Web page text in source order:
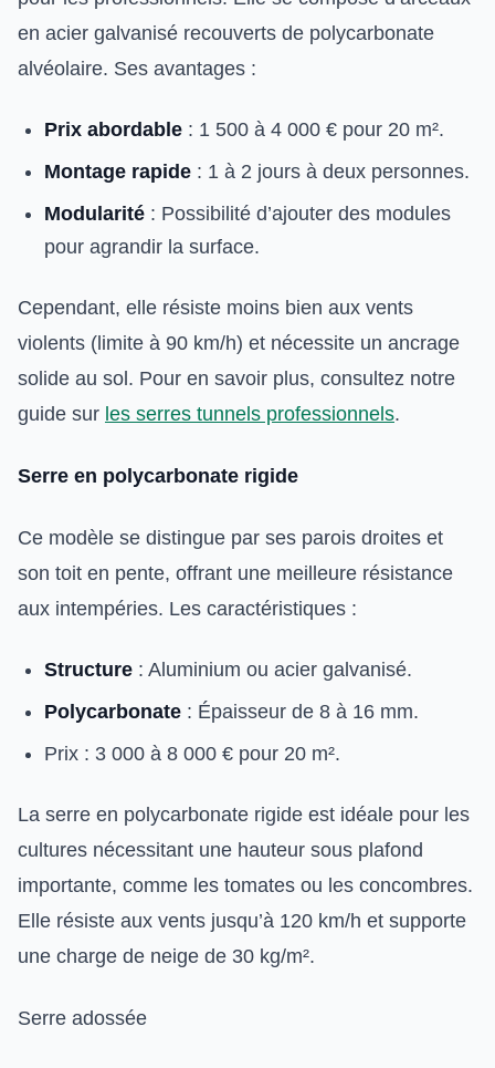
en acier galvanisé recouverts de polycarbonate
alvéolaire. Ses avantages :
Prix abordable : 1 500 à 4 000 € pour 20 m².
Montage rapide : 1 à 2 jours à deux personnes.
Modularité : Possibilité d’ajouter des modules
pour agrandir la surface.
Cependant, elle résiste moins bien aux vents
violents (limite à 90 km/h) et nécessite un ancrage
solide au sol. Pour en savoir plus, consultez notre
guide sur les serres tunnels professionnels.
Serre en polycarbonate rigide
Ce modèle se distingue par ses parois droites et
son toit en pente, offrant une meilleure résistance
aux intempéries. Les caractéristiques :
Structure : Aluminium ou acier galvanisé.
Polycarbonate : Épaisseur de 8 à 16 mm.
Prix : 3 000 à 8 000 € pour 20 m².
La serre en polycarbonate rigide est idéale pour les
cultures nécessitant une hauteur sous plafond
importante, comme les tomates ou les concombres.
Elle résiste aux vents jusqu’à 120 km/h et supporte
une charge de neige de 30 kg/m².
Serre adossée